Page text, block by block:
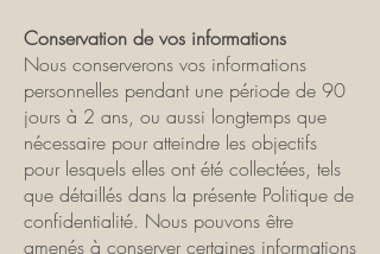
Conservation de vos informations
Nous conserverons vos informations
personnelles pendant une période de 90
jours à 2 ans, ou aussi longtemps que
nécessaire pour atteindre les objectifs
pour lesquels elles ont été collectées, tels
que détaillés dans la présente Politique de
confidentialité. Nous pouvons être
amenés à conserver certaines informations